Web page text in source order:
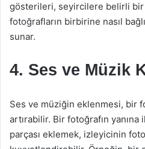
gösterileri, seyircilere belirli bir
fotoğrafların birbirine nasıl
sunar.
4. Ses ve Müzik
Ses ve müziğin eklenmesi, bir
artırabilir. Bir fotoğrafın
parçası eklemek, izleyicinin